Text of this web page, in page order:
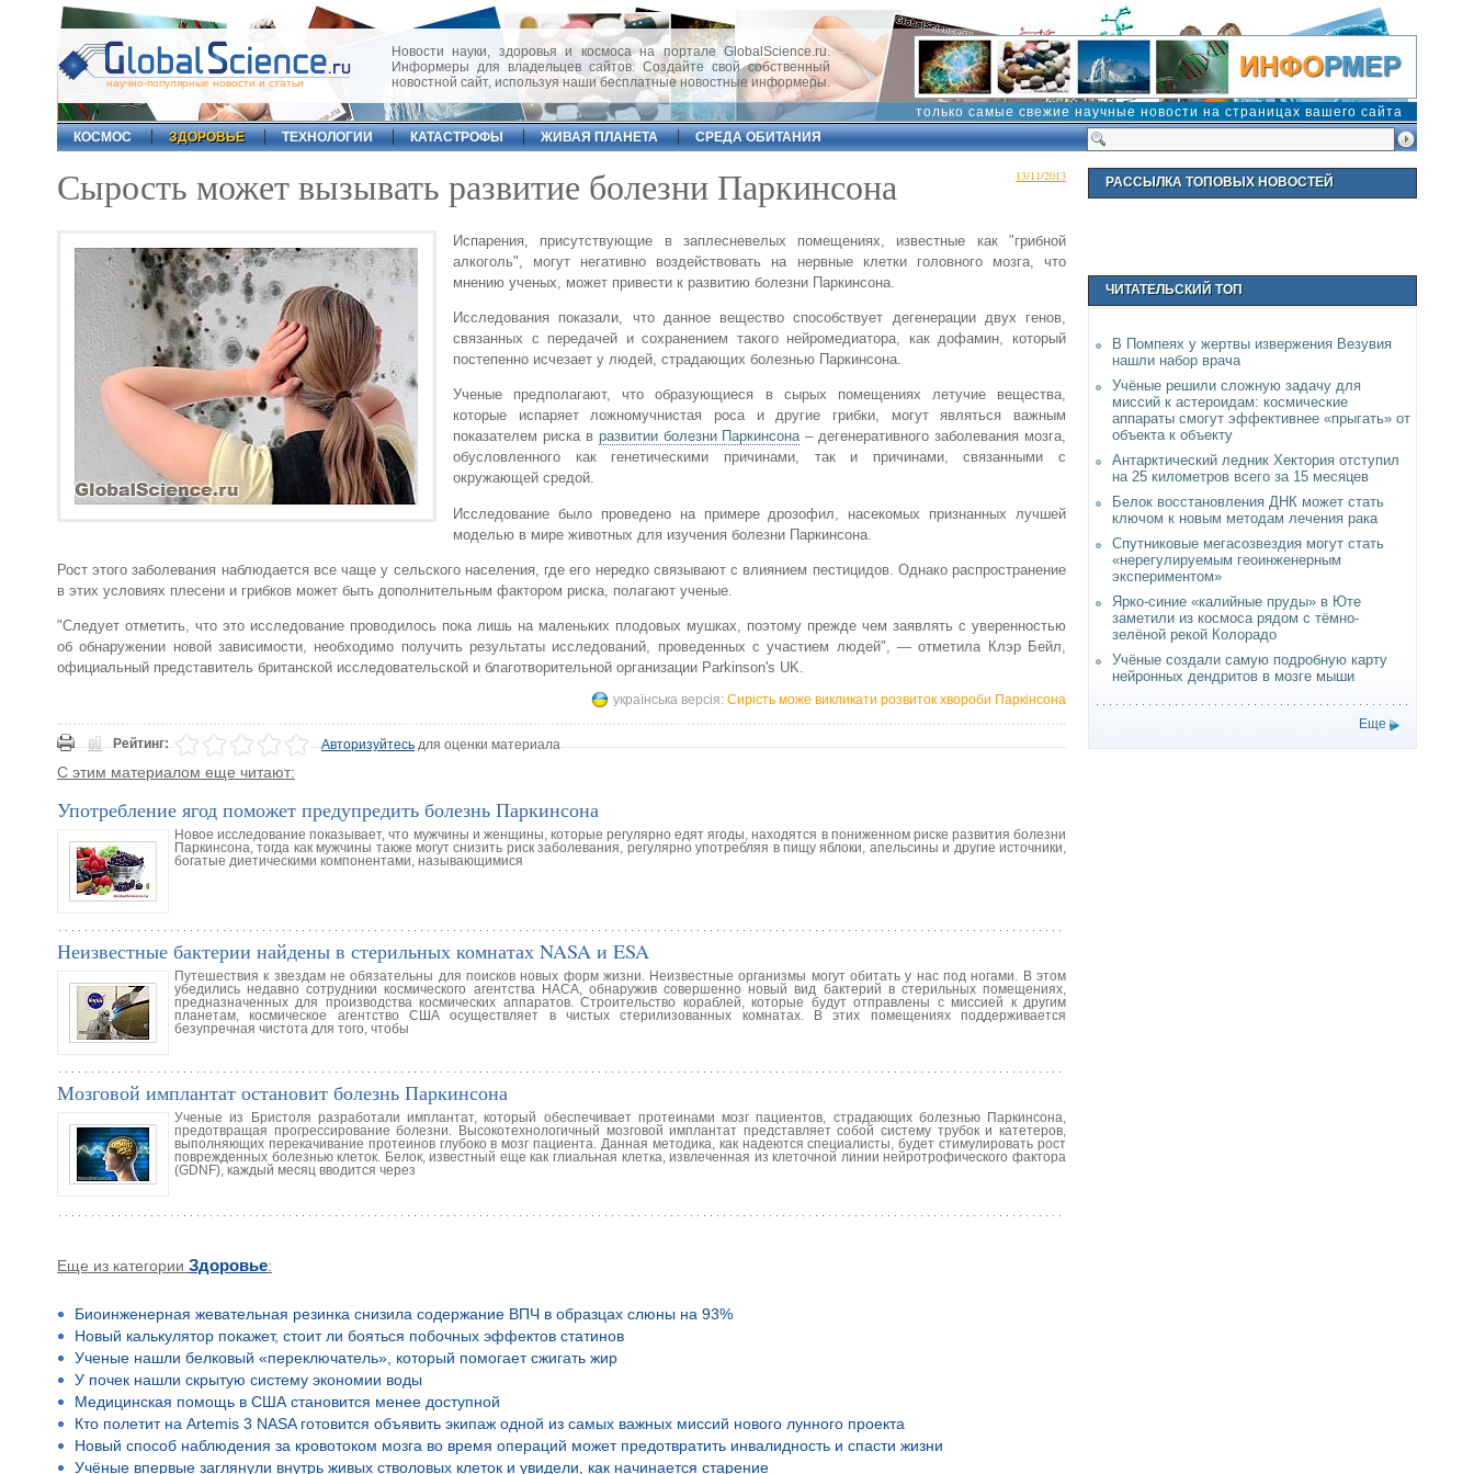
научно-популярные новости и статьи
Новости науки, здоровья и космоса на портале GlobalScience.ru.
Информеры для владельцев сайтов. Создайте свой собственный
новостной сайт, используя наши бесплатные новостные информеры.
только самые свежие научные новости на страницах вашего сайта
КОСМОС
ЗДОРОВЬЕ ТЕХНОЛОГИИ КАТАСТРОФЫ ЖИВАЯ ПЛАНЕТА СРЕДА ОБИТАНИЯ
13/11/2013
Сырость может вызывать развитие болезни Паркинсона
Испарения, присутствующие в заплесневелых помещениях, известные как "грибной
алкоголь", могут негативно воздействовать на нервные клетки головного мозга, что
мнению ученых, может привести к развитию болезни Паркинсона.
Исследования показали, что данное вещество способствует дегенерации двух генов,
связанных с передачей и сохранением такого нейромедиатора, как дофамин, который
постепенно исчезает у людей, страдающих болезнью Паркинсона.
Ученые предполагают, что образующиеся в сырых помещениях летучие вещества,
которые испаряет ложномучнистая роса и другие грибки, могут являться важным
показателем риска в развитии болезни Паркинсона– дегенеративного заболевания мозга,
обусловленного как генетическими причинами, так и причинами, связанными с
окружающей средой.
Исследование было проведено на примере дрозофил, насекомых признанных лучшей
моделью в мире животных для изучения болезни Паркинсона.
Рост этого заболевания наблюдается все чаще у сельского населения, где его нередко связывают с влиянием пестицидов. Однако распространение
в этих условиях плесени и грибков может быть дополнительным фактором риска, полагают ученые.
"Следует отметить, что это исследование проводилось пока лишь на маленьких плодовых мушках, поэтому прежде чем заявлять с уверенностью
об обнаружении новой зависимости, необходимо получить результаты исследований, проведенных с участием людей", — отметила Клэр Бейл,
официальный представитель британской исследовательской и благотворительной организации Parkinson's UK.
українська версія: Сирість може викликати розвиток хвороби Паркінсона
Рейтинг: Авторизуйтесьдля оценки материала
С этим материалом еще читают:
Употребление ягод поможет предупредить болезнь Паркинсона
Новое исследование показывает, что мужчины и женщины, которые регулярно едят ягоды, находятся в пониженном риске развития болезни
Паркинсона, тогда как мужчины также могут снизить риск заболевания, регулярно употребляя в пищу яблоки, апельсины и другие источники,
богатые диетическими компонентами, называющимися
Неизвестные бактерии найдены в стерильных комнатах NASA и ESA
Путешествия к звездам не обязательны для поисков новых форм жизни. Неизвестные организмы могут обитать у нас под ногами. В этом
убедились недавно сотрудники космического агентства НАСА, обнаружив совершенно новый вид бактерий в стерильных помещениях,
предназначенных для производства космических аппаратов. Строительство кораблей, которые будут отправлены с миссией к другим
планетам, космическое агентство США осуществляет в чистых стерилизованных комнатах. В этих помещениях поддерживается
безупречная чистота для того, чтобы
Мозговой имплантат остановит болезнь Паркинсона
Ученые из Бристоля разработали имплантат, который обеспечивает протеинами мозг пациентов, страдающих болезнью Паркинсона,
предотвращая прогрессирование болезни. Высокотехнологичный мозговой имплантат представляет собой систему трубок и катетеров,
выполняющих перекачивание протеинов глубоко в мозг пациента. Данная методика, как надеются специалисты, будет стимулировать рост
поврежденных болезнью клеток. Белок, известный еще как глиальная клетка, извлеченная из клеточной линии нейротрофического фактора
(GDNF), каждый месяц вводится через
Еще из категории Здоровье:
Биоинженерная жевательная резинка снизила содержание ВПЧ в образцах слюны на 93%
Новый калькулятор покажет, стоит ли бояться побочных эффектов статинов
Ученые нашли белковый «переключатель», который помогает сжигать жир
У почек нашли скрытую систему экономии воды
Медицинская помощь в США становится менее доступной
Кто полетит на Artemis 3 NASA готовится объявить экипаж одной из самых важных миссий нового лунного проекта
Новый способ наблюдения за кровотоком мозга во время операций может предотвратить инвалидность и спасти жизни
Учёные впервые заглянули внутрь живых стволовых клеток и увидели, как начинается старение
РАССЫЛКА ТОПОВЫХ НОВОСТЕЙ
ЧИТАТЕЛЬСКИЙ ТОП
В Помпеях у жертвы извержения Везувия
нашли набор врача
Учёные решили сложную задачу для
миссий к астероидам: космические
аппараты смогут эффективнее «прыгать» от
объекта к объекту
Антарктический ледник Хектория отступил
на 25 километров всего за 15 месяцев
Белок восстановления ДНК может стать
ключом к новым методам лечения рака
Спутниковые мегасозвездия могут стать
«нерегулируемым геоинженерным
экспериментом»
Ярко-синие «калийные пруды» в Юте
заметили из космоса рядом с тёмно-
зелёной рекой Колорадо
Учёные создали самую подробную карту
нейронных дендритов в мозге мыши
Еще